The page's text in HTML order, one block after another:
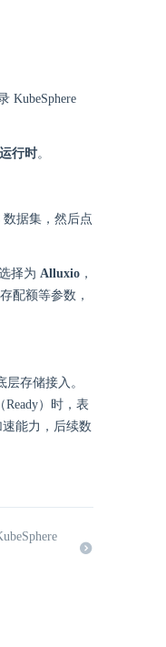
KubeSphere
行时。
据集，然后点
择为 Alluxio ，
配额等参数，
存储接入。
）时，表
能力，后续数